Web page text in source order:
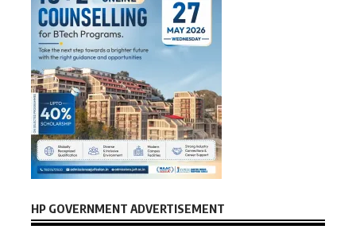
HP GOVERNMENT ADVERTISEMENT